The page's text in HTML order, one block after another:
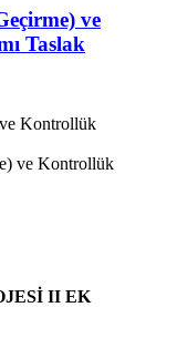
ve
Taslak
ve Kontrollük
II EK